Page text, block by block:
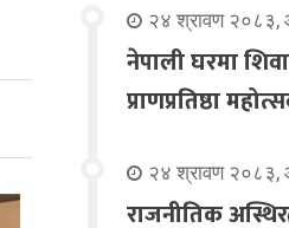
२४ श्रावण २०८३,
नेपाली घरमा
प्राणप्रतिष्ठा
२४ श्रावण २०८३,
राजनीतिक